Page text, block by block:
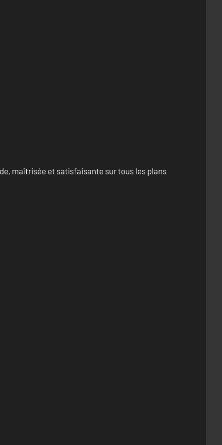
maîtrisée et satisfaisante sur tous les plans